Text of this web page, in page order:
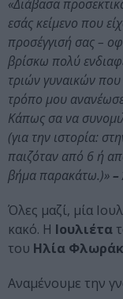
«Διάβασα
εσάς κείμενο που
προσέγγισή σας –
βρίσκω πολύ
τριών γυναικών που
τρόπο μου
Κάπως σα να
(για την ιστορία:
παιζόταν από 6 ή
βήμα παρακάτω.)»–
Όλες μαζί, μία
κακό. Η Ιουλιέτα
του Ηλία
Αναμένουμε την